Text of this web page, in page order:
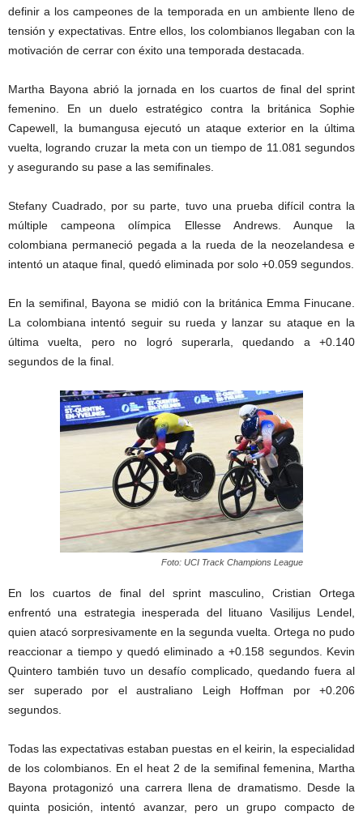
definir a los campeones de la temporada en un ambiente lleno de
tensión y expectativas. Entre ellos, los colombianos llegaban con la
motivación de cerrar con éxito una temporada destacada.
Martha Bayona abrió la jornada en los cuartos de final del sprint
femenino. En un duelo estratégico contra la británica Sophie
Capewell, la bumangusa ejecutó un ataque exterior en la última
vuelta, logrando cruzar la meta con un tiempo de 11.081 segundos
y asegurando su pase a las semifinales.
Stefany Cuadrado, por su parte, tuvo una prueba difícil contra la
múltiple campeona olímpica Ellesse Andrews. Aunque la
colombiana permaneció pegada a la rueda de la neozelandesa e
intentó un ataque final, quedó eliminada por solo +0.059 segundos.
En la semifinal, Bayona se midió con la británica Emma Finucane.
La colombiana intentó seguir su rueda y lanzar su ataque en la
última vuelta, pero no logró superarla, quedando a +0.140
segundos de la final.
Foto: UCI Track Champions League
En los cuartos de final del sprint masculino, Cristian Ortega
enfrentó una estrategia inesperada del lituano Vasilijus Lendel,
quien atacó sorpresivamente en la segunda vuelta. Ortega no pudo
reaccionar a tiempo y quedó eliminado a +0.158 segundos. Kevin
Quintero también tuvo un desafío complicado, quedando fuera al
ser superado por el australiano Leigh Hoffman por +0.206
segundos.
Todas las expectativas estaban puestas en el keirin, la especialidad
de los colombianos. En el heat 2 de la semifinal femenina, Martha
Bayona protagonizó una carrera llena de dramatismo. Desde la
quinta posición, intentó avanzar, pero un grupo compacto de